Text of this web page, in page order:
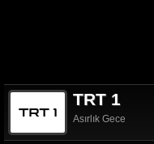
TRT 1
Asırlık Gece